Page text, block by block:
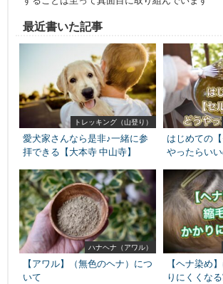
最近書いた記事
トレッキング（山登り）
愛犬家さんなら是非♪一緒に参
拝できる【大本寺 中山寺】
はじめての
やったらいい
ハナヘナ（アワル）
【アワル】（無色のヘナ）につ
いて
【ヘナ染め
りにくくなる